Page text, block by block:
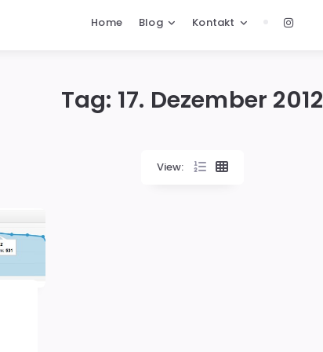
Home Blog Kontakt
Tag: 17. Dezember 2012
View: